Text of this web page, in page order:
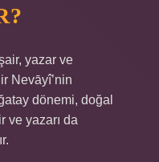
yazar ve
Nevāyî’nin
dönemi, doğal
ve yazarı da